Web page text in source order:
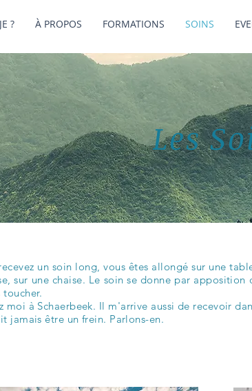
? À PROPOS FORMATIONS SOINS
Les
un soin long, vous êtes allongé sur une
sur une chaise. Le soin se donne par
toucher.
moi à Schaerbeek. Il m'arrive aussi de recevoir
jamais être un frein. Parlons-en.